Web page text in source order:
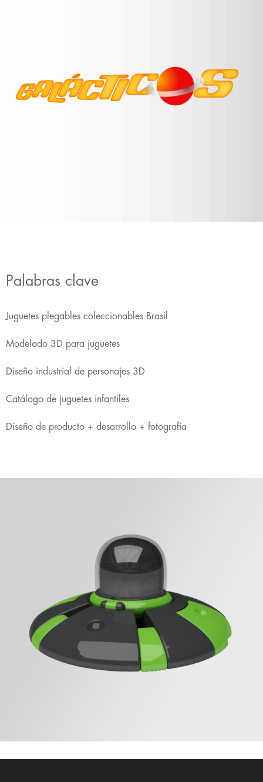
Palabras clave
Juguetes plegables coleccionables Brasil
Modelado 3D para juguetes
Diseño industrial de personajes 3D
Catálogo de juguetes infantiles
Diseño de producto + desarrollo + fotografía